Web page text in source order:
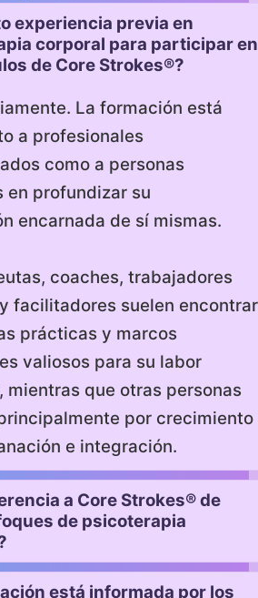
experiencia previa en
corporal para participar en
de Core Strokes®?
La formación está
a profesionales
como a personas
en profundizar su
encarnada de sí mismas.
coaches, trabajadores
facilitadores suelen encontrar
prácticas y marcos
valiosos para su labor
mientras que otras personas
por crecimiento
e integración.
a Core Strokes® de
de psicoterapia
está informada por los